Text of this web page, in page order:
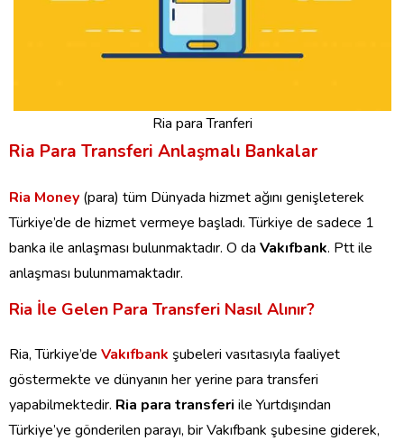
Ria para Tranferi
Ria Para Transferi Anlaşmalı Bankalar
Ria Money (para) tüm Dünyada hizmet ağını genişleterek
Türkiye’de de hizmet vermeye başladı. Türkiye de sadece 1
banka ile anlaşması bulunmaktadır. O da Vakıfbank. Ptt ile
anlaşması bulunmamaktadır.
Ria İle Gelen Para Transferi Nasıl Alınır?
Ria, Türkiye’de Vakıfbank şubeleri vasıtasıyla faaliyet
göstermekte ve dünyanın her yerine para transferi
yapabilmektedir. Ria para transferi ile Yurtdışından
Türkiye’ye gönderilen parayı, bir Vakıfbank şubesine giderek,